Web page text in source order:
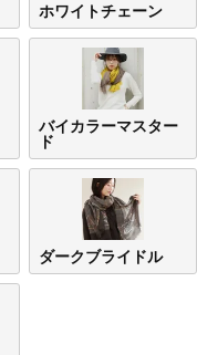
ホワイトチェーン
バイカラーマスター
ド
ダークブライドル